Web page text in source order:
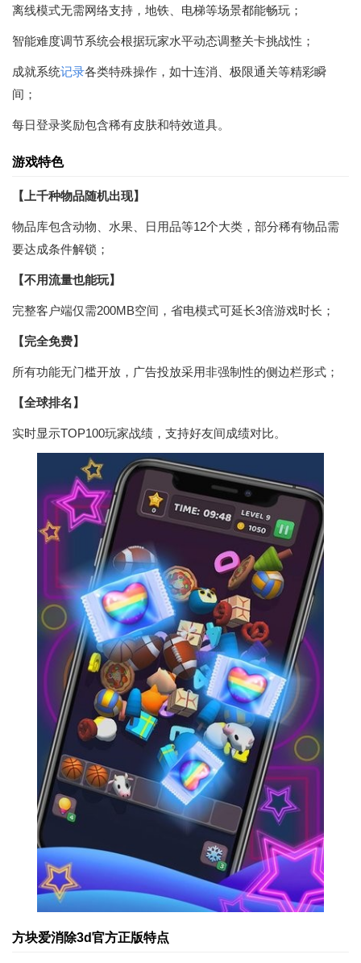
离线模式无需网络支持，地铁、电梯等场景都能畅玩；
智能难度调节系统会根据玩家水平动态调整关卡挑战性；
成就系统记录各类特殊操作，如十连消、极限通关等精彩瞬
间；
每日登录奖励包含稀有皮肤和特效道具。
游戏特色
【上千种物品随机出现】
物品库包含动物、水果、日用品等12个大类，部分稀有物品需
要达成条件解锁；
【不用流量也能玩】
完整客户端仅需200MB空间，省电模式可延长3倍游戏时长；
【完全免费】
所有功能无门槛开放，广告投放采用非强制性的侧边栏形式；
【全球排名】
实时显示TOP100玩家战绩，支持好友间成绩对比。
方块爱消除3d官方正版特点